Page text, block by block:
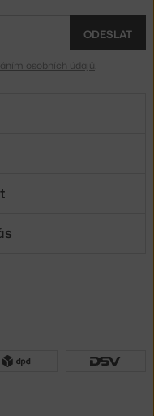
ODESLAT
osobních údajů